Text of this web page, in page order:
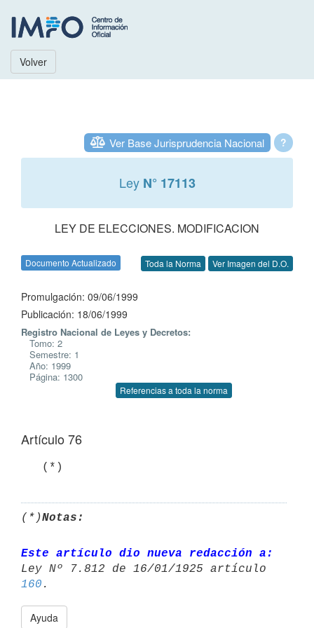
Volver
?
Ver Base Jurisprudencia Nacional
Ley N° 17113
LEY DE ELECCIONES. MODIFICACION
Documento Actualizado Toda la Norma Ver Imagen del D.O.
Promulgación: 09/06/1999
Publicación: 18/06/1999
Registro Nacional de Leyes y Decretos:
Tomo: 2
Semestre: 1
Año: 1999
Página: 1300
Referencias a toda la norma
Artículo 76
(*)Notas:
Este artículo dio nueva redacción a:
Ley Nº 7.812 de 16/01/1925 artículo
160
Ayuda